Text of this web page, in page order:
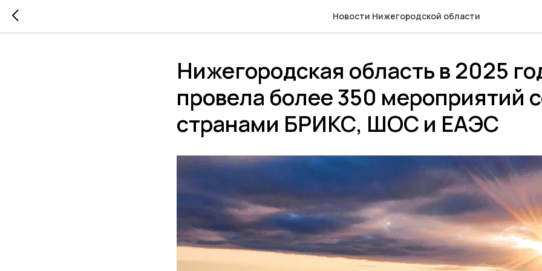
Новости Нижегородской области
Нижегородская область в 2025
провела более 350 мероприятий
странами БРИКС, ШОС и ЕАЭС